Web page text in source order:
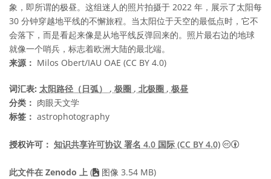
象，即所谓的极昼。这组迷人的照片拍摄于 2022 年，展示了太阳每
30 分钟穿越地平线的不懈旅程。当太阳位于天空的最低点时，它不
会落下，而是看起来像是从地平线反弹回来的。照片最右边的地球
就像一个哨兵，标志着欧洲大陆的最北端。
来源： Milos Obert/IAU OAE (CC BY 4.0)
词汇表: 太阳路径（日弧） , 极圈 , 北极圈 , 极昼
分类： 肉眼天文学
标签： astrophotography
授权许可： 知识共享许可协议 署名 4.0 国际 (CC BY 4.0) 知识共
此文件在 Zenodo 上 ( 图像 3.54 MB)